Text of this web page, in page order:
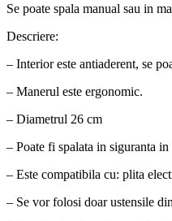
Se poate spala manual sau in
Descriere:
– Interior este antiaderent, se
– Manerul este ergonomic.
– Diametrul 26 cm
– Poate fi spalata in siguranta in
– Este compatibila cu: plita
– Se vor folosi doar ustensile